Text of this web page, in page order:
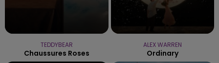
TEDDYBEAR
Chaussures Roses
ALEX WARREN
Ordinary